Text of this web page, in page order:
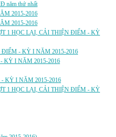
năm thứ nhất
2015-2016
2015-2016
1 HỌC LẠI, CẢI THIỆN ĐIỂM - KỲ
ĐIỂM - KỲ I NĂM 2015-2016
KỲ I NĂM 2015-2016
KỲ I NĂM 2015-2016
1 HỌC LẠI, CẢI THIỆN ĐIỂM - KỲ